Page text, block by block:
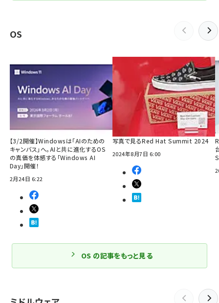
OS
【3/2開催】Windowsは「AIのための
キャンバス」へ。AIと共に進化するOS
の真価を体感する「Windows AI
Day」開催！
2月24日 6:22
写真で見るRed Hat Summit 2024
2024年8月7日 6:00
OS の記事をもっと見る